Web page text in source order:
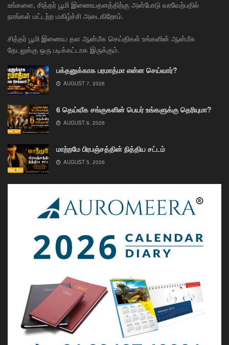
உங்களை, சித்தர் பூமி இணையதளத்திற்கு அன்போடு வரவேற்பதில்
நாங்கள் மட்டற்ற மகிழ்ச்சி அடைகிறோம்.
சித்தர் பூமி இணைய தள ஆன்மீக செய்திகள் உங்களின் ஆன்மீக
தேடலுக்கு ஒரு படிக்கட்டாக இருக்கும்.
பக்தனுக்காக பரமாத்மா என்ன செய்வார்?
AUGUST 7, 2026
6 தெய்வீக சங்குகளின் பெயர் உங்களுக்கு தெரியுமா?
AUGUST 6, 2026
மாற்றமே பிரபஞ்சத்தின் நித்திய சட்டம்
AUGUST 5, 2026